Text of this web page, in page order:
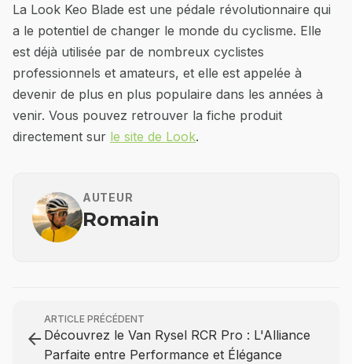
La Look Keo Blade est une pédale révolutionnaire qui
a le potentiel de changer le monde du cyclisme. Elle
est déjà utilisée par de nombreux cyclistes
professionnels et amateurs, et elle est appelée à
devenir de plus en plus populaire dans les années à
venir. Vous pouvez retrouver la fiche produit
directement sur le site de Look.
AUTEUR
Romain
arrow_back
ARTICLE PRÉCÉDENT
Découvrez le Van Rysel RCR Pro : L'Alliance
Parfaite entre Performance et Élégance